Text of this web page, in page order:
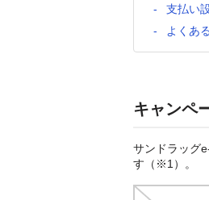
支払い
よくあ
キャンペ
サンドラッグ
す（※1）。